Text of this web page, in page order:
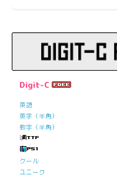
Digit-C
英語
英字（半角）
数字（半角）
クール
ユニーク